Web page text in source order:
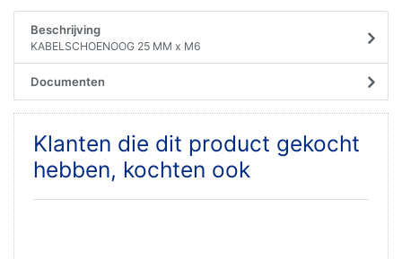
Beschrijving
KABELSCHOENOOG 25 MM x M6
Documenten
Klanten die dit product gekocht
hebben, kochten ook